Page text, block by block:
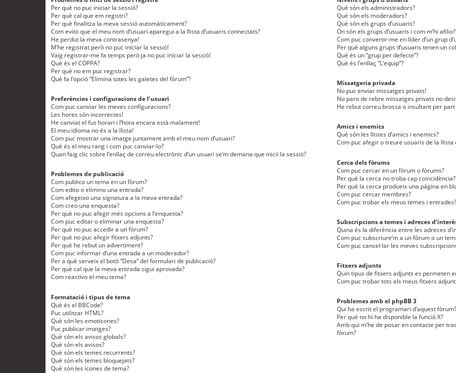
Per què no puc iniciar la sessió?
Per què cal que em registri?
Per què finalitza la meva sessió automàticament?
Com evito que el meu nom d’usuari aparegui a la llista d’usuaris connectats?
He perdut la meva contrasenya!
M’he registrat però no puc iniciar la sessió!
Vaig registrar-me fa temps però ja no puc iniciar la sessió!
Què és el COPPA?
Per què no em puc registrar?
Què fa l’opció “Elimina totes les galetes del fòrum”?
Preferències i configuracions de l’usuari
Com puc canviar les meves configuracions?
Les hores són incorrectes!
He canviat el fus horari i l’hora encara està malament!
El meu idioma no és a la llista!
Com puc mostrar una imatge juntament amb el meu nom d’usuari?
Què és el meu rang i com puc canviar-lo?
Quan faig clic sobre l’enllaç de correu electrònic d’un usuari se’m demana que iniciï la sessió?
Problemes de publicació
Com publico un tema en un fòrum?
Com edito o elimino una entrada?
Com afegeixo una signatura a la meva entrada?
Com creo una enquesta?
Per què no puc afegir més opcions a l’enquesta?
Com puc editar o eliminar una enquesta?
Per què no puc accedir a un fòrum?
Per què no puc afegir fitxers adjunts?
Per què he rebut un advertiment?
Com puc informar d’una entrada a un moderador?
Per a què serveix el botó “Desa” del formulari de publicació?
Per què cal que la meva entrada sigui aprovada?
Com reactivo el meu tema?
Formatació i tipus de tema
Què és el BBCode?
Puc utilitzar HTML?
Què són les emoticones?
Puc publicar imatges?
Què són els avisos globals?
Què són els avisos?
Què són els temes recurrents?
Què són els temes bloquejats?
Què són les icones de tema?
Què són els administradors?
Què són els moderadors?
Què són els grups d’usuaris?
On són els grups d’usuaris i com m’hi afilio?
Com puc convertir-me en líder d’un grup
Per què alguns grups d’usuaris tenen un
Què és un “grup per defecte”?
Què és l’enllaç “L’equip”?
Missatgeria privada
No puc enviar missatges privats!
No paro de rebre missatges privats no
He rebut correu brossa o insultant per part
Amics i enemics
Què són les llistes d’amics i enemics?
Com puc afegir o treure usuaris de la llista
Cerca dels fòrums
Com puc cercar en un fòrum o fòrums?
Per què la cerca no troba cap coincidència?
Per què la cerca produeix una pàgina en
Com puc cercar membres?
Com puc trobar els meus temes i entrades?
Subscripcions a temes i adreces
Quina és la diferència entre les adreces
Com puc subscriure’m a un fòrum o un
Com puc cancel·lar les meves
Fitxers adjunts
Quin tipus de fitxers adjunts es permeten
Com puc trobar tots els meus fitxers
Problemes amb el phpBB 3
Qui ha escrit el programari d’aquest fòrum?
Per què no hi ha disponible la funció X?
Amb qui m’he de posar en contacte per
fòrum?